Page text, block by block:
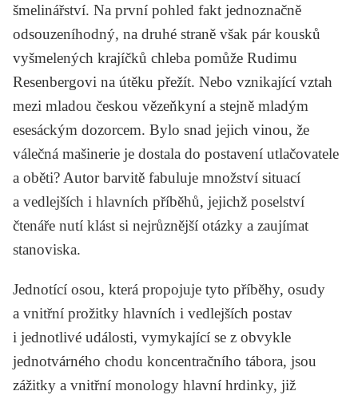
šmelinářství. Na první pohled fakt jednoznačně
odsouzeníhodný, na druhé straně však pár kousků
vyšmelených krajíčků chleba pomůže Rudimu
Resenbergovi na útěku přežít. Nebo vznikající vztah
mezi mladou českou vězeňkyní a stejně mladým
esesáckým dozorcem. Bylo snad jejich vinou, že
válečná mašinerie je dostala do postavení utlačovatele
a oběti? Autor barvitě fabuluje množství situací
a vedlejších i hlavních příběhů, jejichž poselství
čtenáře nutí klást si nejrůznější otázky a zaujímat
stanoviska.
Jednotící osou, která propojuje tyto příběhy, osudy
a vnitřní prožitky hlavních i vedlejších postav
i jednotlivé události, vymykající se z obvykle
jednotvárného chodu koncentračního tábora, jsou
zážitky a vnitřní monology hlavní hrdinky, již